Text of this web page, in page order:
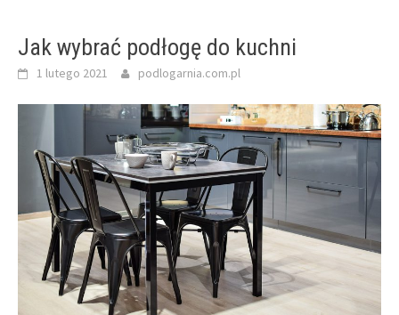
Jak wybrać podłogę do kuchni
1 lutego 2021 podlogarnia.com.pl